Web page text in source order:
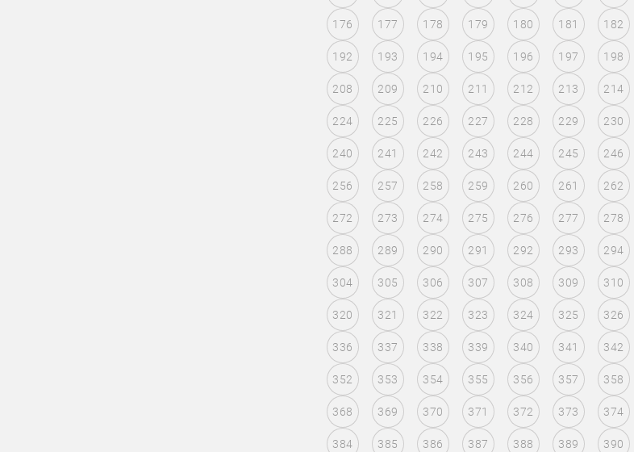
176 177 178 179 180 181 182
192 193 194 195 196 197 198
208 209 210 211 212 213 214
224 225 226 227 228 229 230
240 241 242 243 244 245 246
256 257 258 259 260 261 262
272 273 274 275 276 277 278
288 289 290 291 292 293 294
304 305 306 307 308 309 310
320 321 322 323 324 325 326
336 337 338 339 340 341 342
352 353 354 355 356 357 358
368 369 370 371 372 373 374
384 385 386 387 388 389 390